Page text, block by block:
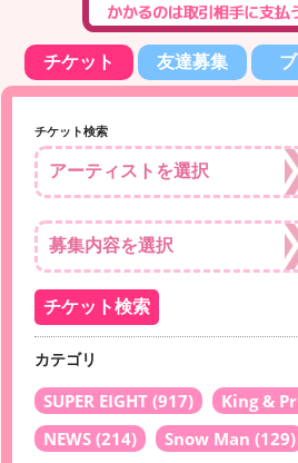
チケット 友達募集
チケット検索
カテゴリ
SUPER EIGHT (917) King &
NEWS (214) Snow Man (129)